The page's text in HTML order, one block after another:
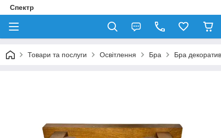
Спектр
Товари та послуги Освітлення Бра Бра